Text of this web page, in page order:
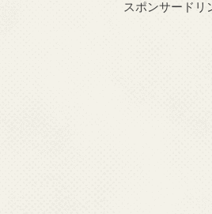
スポンサードリ